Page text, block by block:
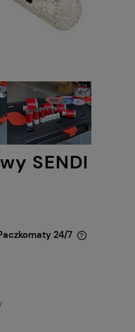
SENDI
24/7
płatności